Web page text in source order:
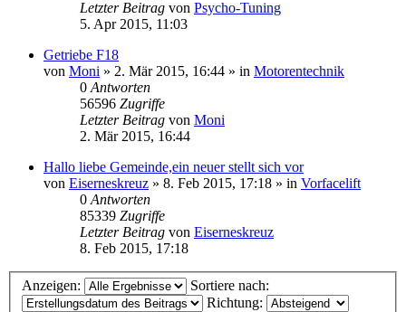
Letzter Beitrag von Psycho-Tuning
5. Apr 2015, 11:03
Getriebe F18
von Moni » 2. Mär 2015, 16:44 » in Motorentechnik
0 Antworten
56596 Zugriffe
Letzter Beitrag von Moni
2. Mär 2015, 16:44
Hallo liebe Gemeinde,ein neuer stellt sich vor
von Eiserneskreuz » 8. Feb 2015, 17:18 » in Vorfacelift
0 Antworten
85339 Zugriffe
Letzter Beitrag von Eiserneskreuz
8. Feb 2015, 17:18
Anzeigen:
Sortiere nach:
Richtung: